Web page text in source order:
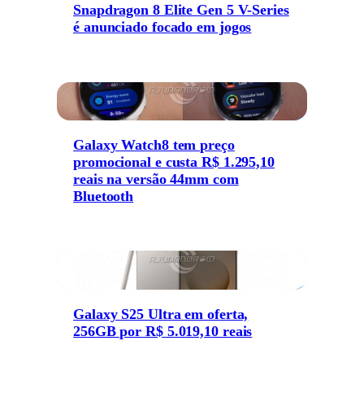
Snapdragon 8 Elite Gen 5 V-Series
é anunciado focado em jogos
Galaxy Watch8 tem preço
promocional e custa R$ 1.295,10
reais na versão 44mm com
Bluetooth
Galaxy S25 Ultra em oferta,
256GB por R$ 5.019,10 reais